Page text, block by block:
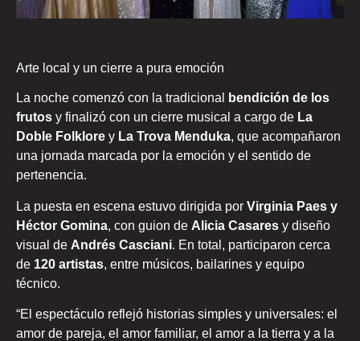
Arte local y un cierre a pura emoción
La noche comenzó con la tradicional
bendición de los
frutos y finalizó con un cierre musical a cargo de La
Doble Folklore y La Trova Menduka, que acompañaron
una jornada marcada por la emoción y el sentido de
pertenencia.
La puesta en escena estuvo dirigida por Virginia Paes y
Héctor Gomina, con guion de Alicia Casares y diseño
visual de Andrés Casciani. En total, participaron cerca
de 120 artistas, entre músicos, bailarines y equipo
técnico.
“El espectáculo reflejó historias simples y universales: el
amor de pareja, el amor familiar, el amor a la tierra y a la